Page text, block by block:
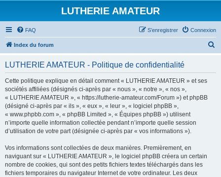
LUTHERIE AMATEUR
FAQ Connexion
S’enregistrer
Index du forum
LUTHERIE AMATEUR - Politique de confidentialité
Cette politique explique en détail comment « LUTHERIE AMATEUR » et ses
sociétés affiliées (désignés ci-après par « nous », « notre », « nos »,
« LUTHERIE AMATEUR », « https://lutherie-amateur.com/Forum ») et phpBB
(désigné ci-après par « ils », « eux », « leur », « logiciel phpBB »,
« www.phpbb.com », « phpBB Limited », « Équipes phpBB ») utilisent
n’importe quelle information collectée pendant n’importe quelle session
d’utilisation de votre part (désignée ci-après par « vos informations »).
Vos informations sont collectées de deux manières. Premièrement, en
naviguant sur « LUTHERIE AMATEUR », le logiciel phpBB créera un certain
nombre de cookies, qui sont des petits fichiers textes téléchargés dans les
fichiers temporaires du navigateur Internet de votre ordinateur. Les deux